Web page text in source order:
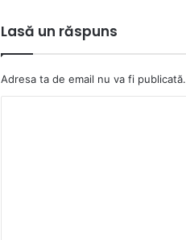
Lasă un răspuns
Adresa ta de email nu va fi publicată.